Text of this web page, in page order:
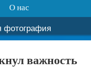
О нас
фотография
важность